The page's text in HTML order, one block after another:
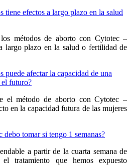
tiene efectos a largo plazo en la salud
métodos de aborto con Cytotec –
largo plazo en la salud o fertilidad de
puede afectar la capacidad de una
futuro?
el método de aborto con Cytotec –
en la capacidad futura de las mujeres
debo tomar si tengo 1 semanas?
a partir de la cuarta semana de
tratamiento que hemos expuesto